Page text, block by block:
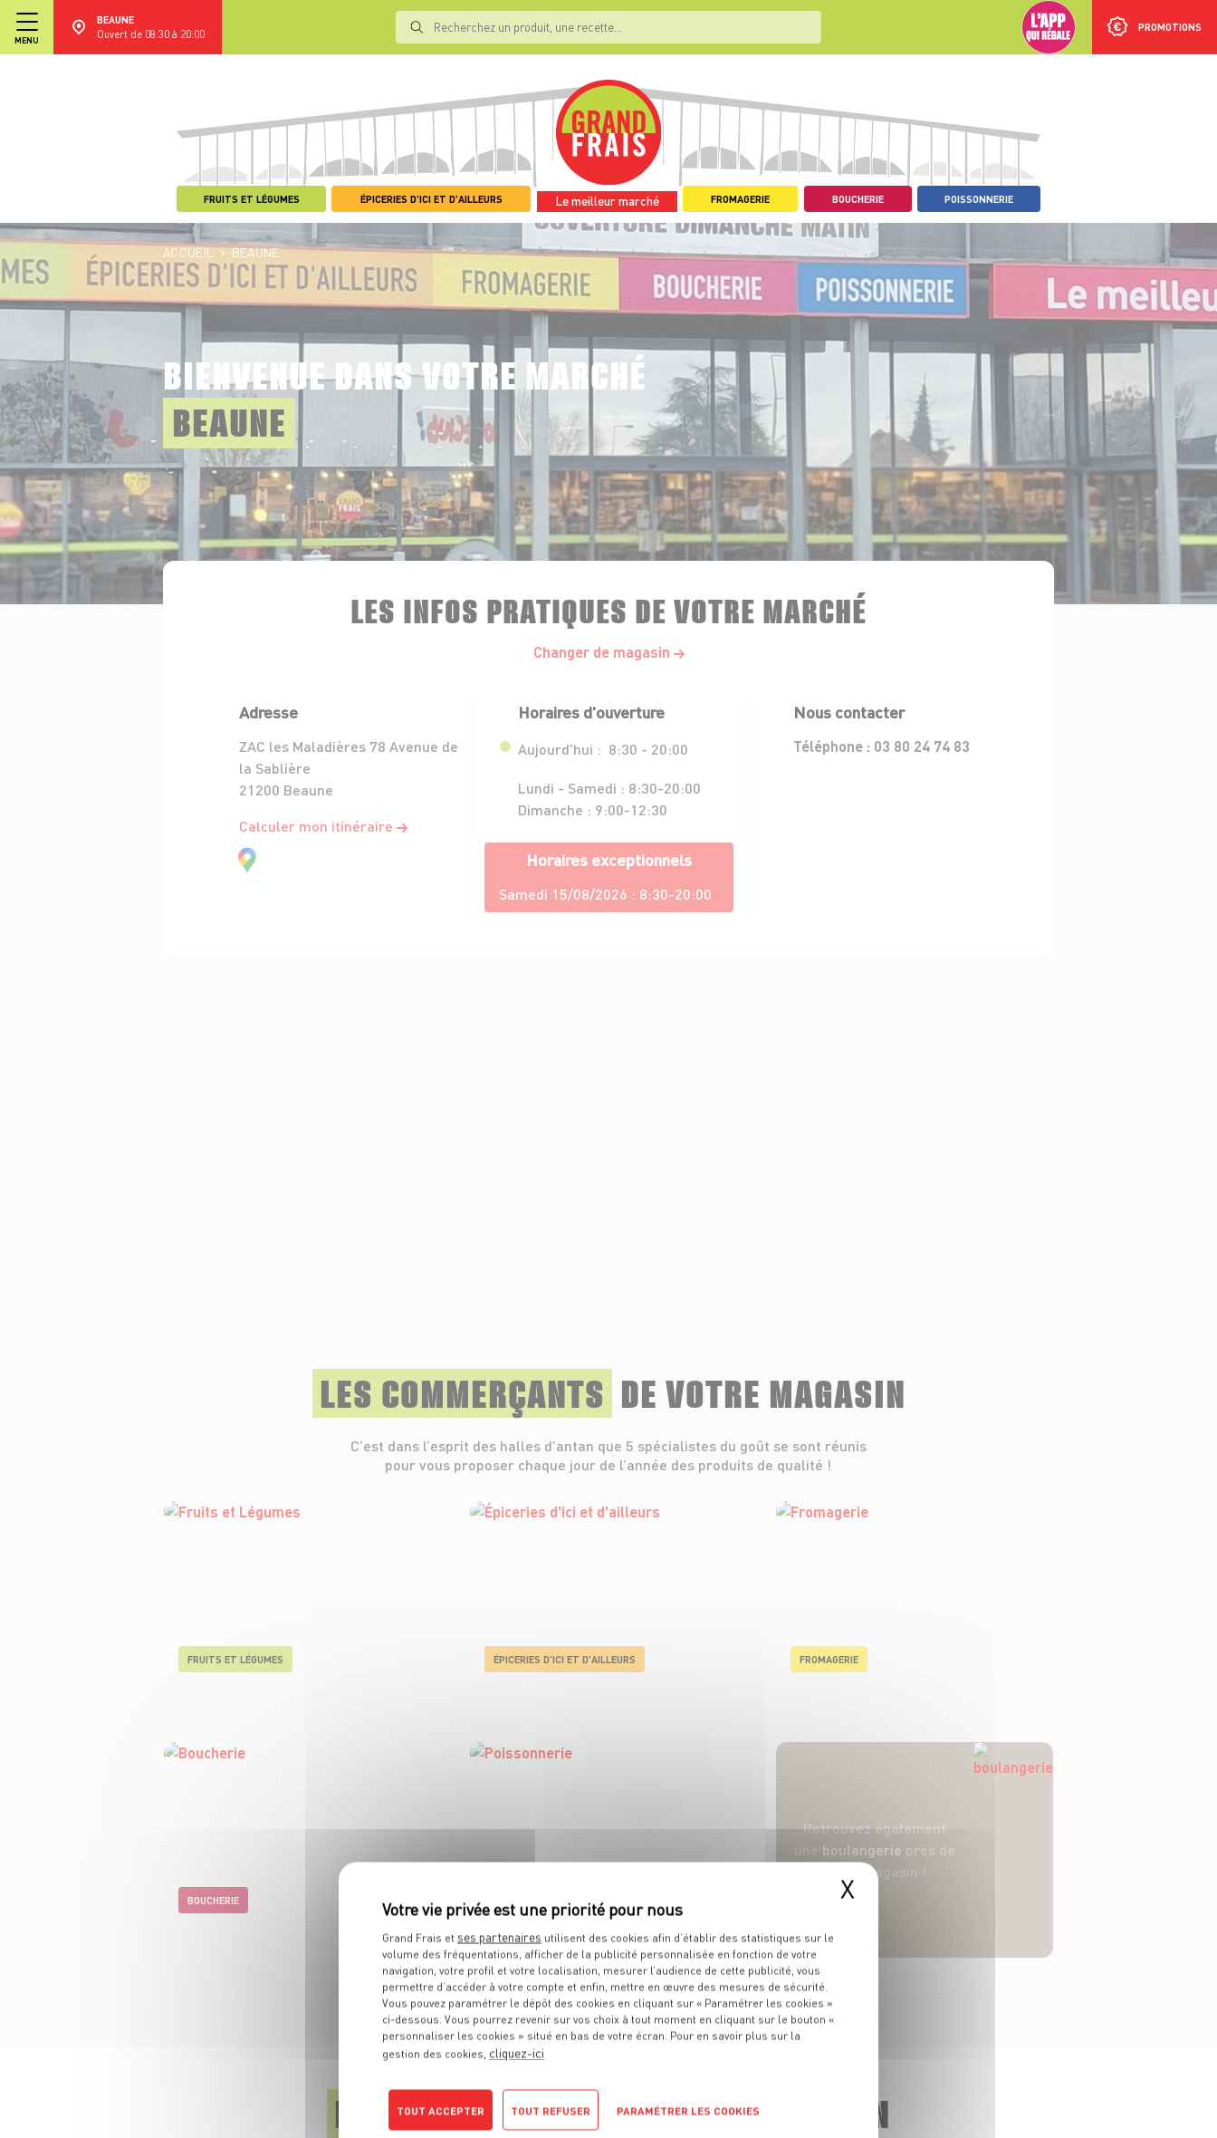
MENU
BEAUNE
Ouvert de 08:30 à 20:00
PROMOTIONS
FRUITS ET LÉGUMES ÉPICERIES D'ICI ET D'AILLEURS Le meilleur marché FROMAGERIE BOUCHERIE POISSONNERIE
ACCUEIL > BEAUNE
BIENVENUE DANS VOTRE MARCHÉ
BEAUNE
LES INFOS PRATIQUES DE VOTRE MARCHÉ
Changer de magasin
Adresse
ZAC les Maladières 78 Avenue de
la Sablière
21200 Beaune
Calculer mon itinéraire
Horaires d'ouverture
Aujourd'hui : 8:30 - 20:00
Lundi - Samedi : 8:30-20:00
Dimanche : 9:00-12:30
Horaires exceptionnels
Samedi 15/08/2026 : 8:30-20:00
Nous contacter
Téléphone : 03 80 24 74 83
LES COMMERÇANTS DE VOTRE MAGASIN
C’est dans l’esprit des halles d’antan que 5 spécialistes du goût se sont réunis
pour vous proposer chaque jour de l’année des produits de qualité !
FRUITS ET LÉGUMES ÉPICERIES D'ICI ET D'AILLEURS FROMAGERIE
BOUCHERIE POISSONNERIE
Retrouvez également
boulangerie près de
votre magasin !
LES PROMOTIONS DE VOTRE MAGASIN
X
Grand Frais et ses partenaires utilisent des cookies afin d’établir des statistiques sur le
volume des fréquentations, afficher de la publicité personnalisée en fonction de votre
navigation, votre profil et votre localisation, mesurer l’audience de cette publicité, vous
permettre d’accéder à votre compte et enfin, mettre en œuvre des mesures de sécurité.
Vous pouvez paramétrer le dépôt des cookies en cliquant sur « Paramétrer les cookies »
ci-dessous. Vous pourrez revenir sur vos choix à tout moment en cliquant sur le bouton «
personnaliser les cookies » situé en bas de votre écran. Pour en savoir plus sur la
gestion des cookies, cliquez-ici
TOUT ACCEPTER TOUT REFUSER PARAMÉTRER LES COOKIES